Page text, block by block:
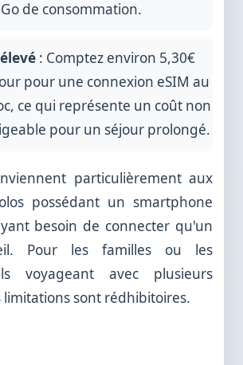
de consommation.
: Comptez environ 5,30€
pour une connexion eSIM au
ce qui représente un coût non
pour un séjour prolongé.
particulièrement aux
possédant un smartphone
besoin de connecter qu'un
Pour les familles ou les
voyageant avec plusieurs
limitations sont rédhibitoires.